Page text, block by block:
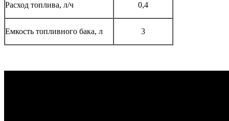
Расход топлива, л/ч 0,4
Емкость топливного бака, л 3